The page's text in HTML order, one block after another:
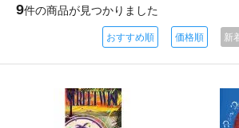
9件の商品が見つかりました
おすすめ順 価格順 新